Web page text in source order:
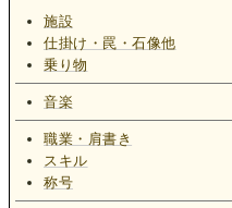
施設
仕掛け・罠・石像他
乗り物
音楽
職業・肩書き
スキル
称号